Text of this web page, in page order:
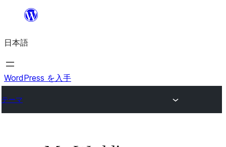
を
ス
キ
プ
日本語
WordPress を入手
テーマ